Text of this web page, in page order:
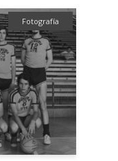
Fotografía